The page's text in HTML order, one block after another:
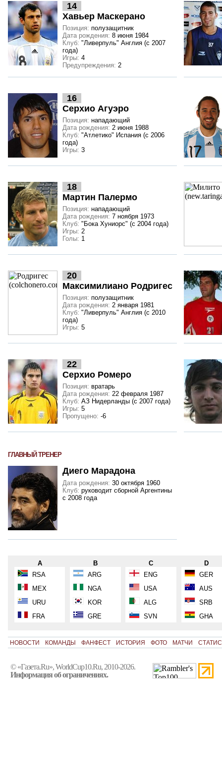
14
Хавьер Маскерано
Позиция: полузащитник
Дата рождения: 8 июня 1984
Клуб: "Ливерпуль" Англия (с 2007
года)
Игры: 4
Предупреждения: 2
16
Серхио Агуэро
Позиция: нападающий
Дата рождения: 2 июня 1988
Клуб: "Атлетико" Испания (с 2006
года)
Игры: 3
18
Мартин Палермо
Позиция: нападающий
Дата рождения: 7 ноября 1973
Клуб: "Бока Хуниорс" (с 2004 года)
Игры: 2
Голы: 1
20
Максимилиано Родригес
Позиция: полузащитник
Дата рождения: 2 января 1981
Клуб: "Ливерпуль" Англия (с 2010
года)
Игры: 5
22
Серхио Ромеро
Позиция: вратарь
Дата рождения: 22 февраля 1987
Клуб: АЗ Нидерланды (с 2007 года)
Игры: 5
Пропущено: -6
ГЛАВНЫЙ ТРЕНЕР
Диего Марадона
Дата рождения: 30 октября 1960
Клуб: руководит сборной Аргентины
с 2008 года
A
RSA
MEX
URU
FRA
B
ARG
NGA
KOR
GRE
C
ENG
USA
ALG
SVN
D
GER
AUS
SRB
GHA
НОВОСТИ КОМАНДЫ ФАНФЕСТ ИСТОРИЯ ФОТО МАТЧИ
© «Газета.Ru», WorldCup10.Ru, 2010-2026.
Информация об ограничениях.